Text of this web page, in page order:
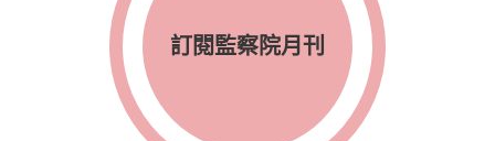
訂閱監察院月刊